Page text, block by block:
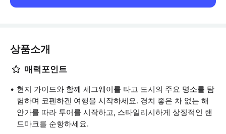
상품소개
매력포인트
현지 가이드와 함께 세그웨이를 타고 도시의 주요 명소를 탐
험하며 코펜하겐 여행을 시작하세요. 경치 좋은 차 없는 해
안가를 따라 투어를 시작하고, 스타일리시하게 상징적인 랜
드마크를 순항하세요.